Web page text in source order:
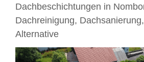
Dachbeschichtungen in
Dachreinigung,
Alternative